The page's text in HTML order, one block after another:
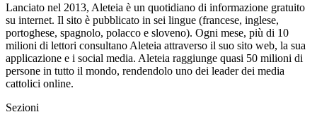
Lanciato nel 2013, Aleteia è un quotidiano di informazione gratuito
su internet. Il sito è pubblicato in sei lingue (francese, inglese,
portoghese, spagnolo, polacco e sloveno). Ogni mese, più di 10
milioni di lettori consultano Aleteia attraverso il suo sito web, la sua
applicazione e i social media. Aleteia raggiunge quasi 50 milioni di
persone in tutto il mondo, rendendolo uno dei leader dei media
cattolici online.
Sezioni